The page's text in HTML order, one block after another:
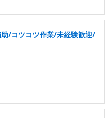
/コツコツ作業/未経験歓迎/